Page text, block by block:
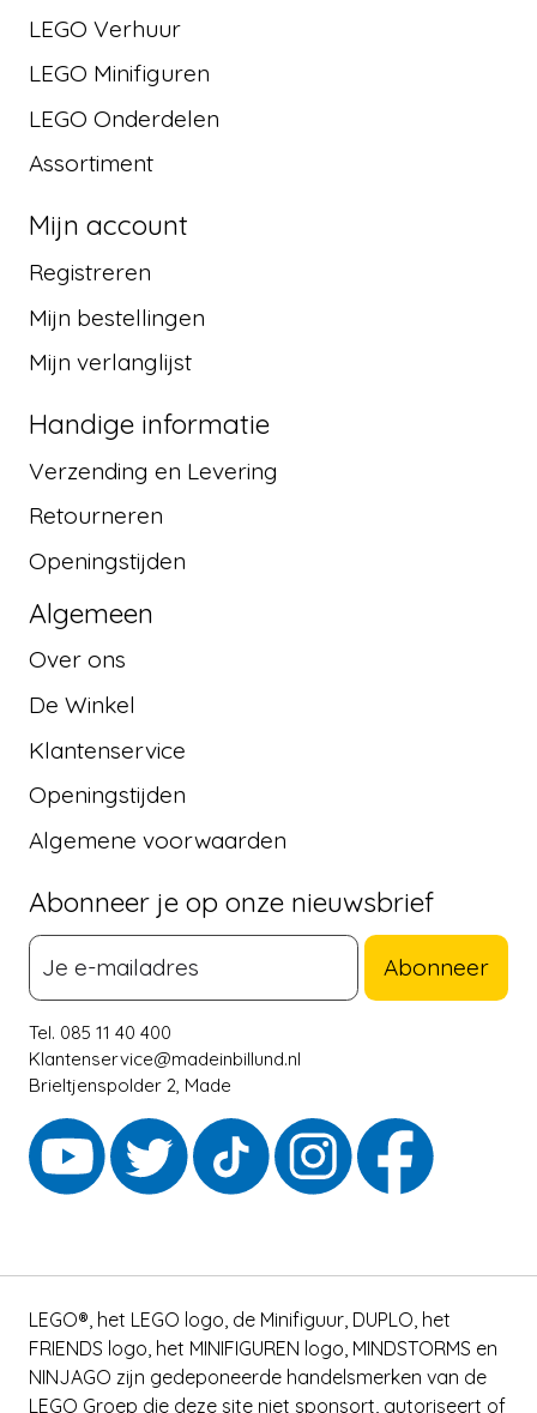
LEGO Verhuur
LEGO Minifiguren
LEGO Onderdelen
Assortiment
Mijn account
Registreren
Mijn bestellingen
Mijn verlanglijst
Handige informatie
Verzending en Levering
Retourneren
Openingstijden
Algemeen
Over ons
De Winkel
Klantenservice
Openingstijden
Algemene voorwaarden
Abonneer je op onze nieuwsbrief
Abonneer
Tel. 085 11 40 400
Klantenservice@madeinbillund.nl
Brieltjenspolder 2, Made
LEGO®, het LEGO logo, de Minifiguur, DUPLO, het
FRIENDS logo, het MINIFIGUREN logo, MINDSTORMS en
NINJAGO zijn gedeponeerde handelsmerken van de
LEGO Groep die deze site niet sponsort, autoriseert of